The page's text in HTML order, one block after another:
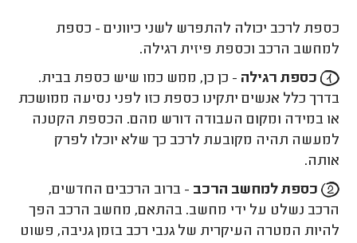
כספת לרכב יכולה להתפרש לשני כיוונים - כספת
למחשב הרכב וכספת פיזית רגילה.
כספת רגילה - כן כן, ממש כמו שיש כספת בבית.
בדרך כלל אנשים יתקינו כספת כזו לפני נסיעה ממושכת
או במידה ומקום העבודה דורש מהם. הכספת הקטנה
למעשה תהיה מקובעת לרכב כך שלא יוכלו לפרק
אותה.
כספת למחשב הרכב - ברוב הרכבים החדשים,
הרכב נשלט על ידי מחשב. בהתאם, מחשב הרכב הפך
להיות המטרה העיקרית של גנבי רכב בזמן גניבה, פשוט